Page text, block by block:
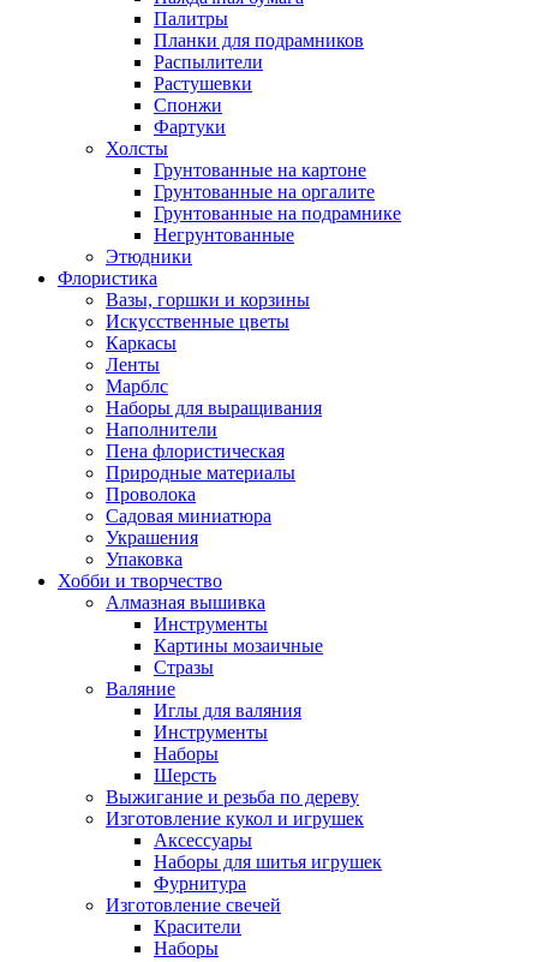
Палитры
Планки для подрамников
Распылители
Растушевки
Спонжи
Фартуки
Холсты
Грунтованные на картоне
Грунтованные на оргалите
Грунтованные на подрамнике
Негрунтованные
Этюдники
Флористика
Вазы, горшки и корзины
Искусственные цветы
Каркасы
Ленты
Марблс
Наборы для выращивания
Наполнители
Пена флористическая
Природные материалы
Проволока
Садовая миниатюра
Украшения
Упаковка
Хобби и творчество
Алмазная вышивка
Инструменты
Картины мозаичные
Стразы
Валяние
Иглы для валяния
Инструменты
Наборы
Шерсть
Выжигание и резьба по дереву
Изготовление кукол и игрушек
Аксессуары
Наборы для шитья игрушек
Фурнитура
Изготовление свечей
Красители
Наборы